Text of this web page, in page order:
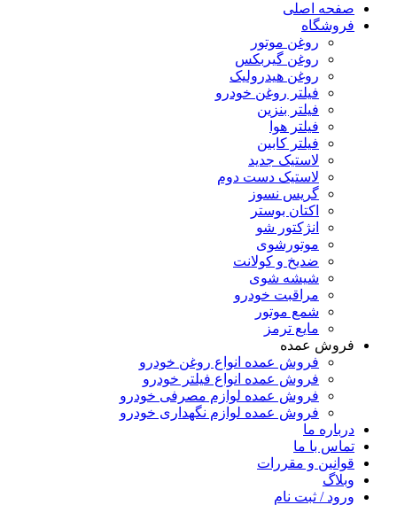
صفحه اصلی
فروشگاه
روغن موتور
روغن گیربکس
روغن هیدرولیک
فیلتر روغن خودرو
فیلتر بنزین
فیلتر هوا
فیلتر کابین
لاستیک جدید
لاستیک دست دوم
گریس نسوز
اکتان بوستر
انژکتور شو
موتورشوی
ضدیخ و کولانت
شیشه شوی
مراقبت خودرو
شمع موتور
مایع ترمز
فروش عمده
فروش عمده انواع روغن خودرو
فروش عمده انواع فیلتر خودرو
فروش عمده لوازم مصرفی خودرو
فروش عمده لوازم نگهداری خودرو
درباره ما
تماس با ما
قوانین و مقررات
وبلاگ
ورود / ثبت نام